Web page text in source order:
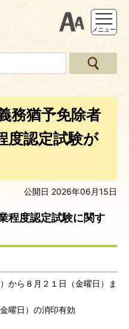
支援ツー
メニュー
務猶予免除者
度認定試験が
公開日 2026年06月15日
度認定試験に関す
から８月２１日（金曜日）ま
曜日）の消印有効